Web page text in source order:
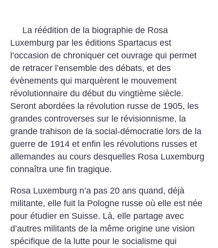
La réédition de la biographie de Rosa
Luxemburg par les éditions Spartacus est
l’occasion de chroniquer cet ouvrage qui permet
de retracer l’ensemble des débats, et des
évènements qui marquèrent le mouvement
révolutionnaire du début du vingtième siècle.
Seront abordées la révolution russe de 1905, les
grandes controverses sur le révisionnisme, la
grande trahison de la social-démocratie lors de la
guerre de 1914 et enfin les révolutions russes et
allemandes au cours desquelles Rosa Luxemburg
connaîtra une fin tragique.
Rosa Luxemburg n’a pas 20 ans quand, déjà
militante, elle fuit la Pologne russe où elle est née
pour étudier en Suisse. Là, elle partage avec
d’autres militants de la même origine une vision
spécifique de la lutte pour le socialisme qui